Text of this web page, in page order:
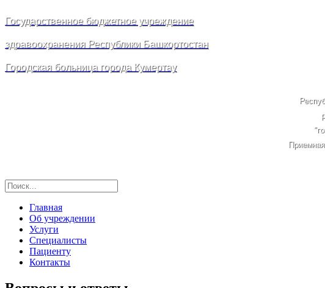
Государственное бюджетное учреждение
здравоохранения Республики Башкортостан
Городская больница города Кумертау
Главная
Об учреждении
Услуги
Специалисты
Пациенту
Контакты